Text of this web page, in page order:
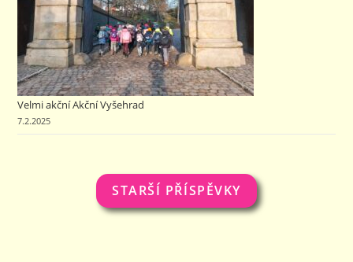
Velmi akční Akční Vyšehrad
7.2.2025
STARŠÍ PŘÍSPĚVKY